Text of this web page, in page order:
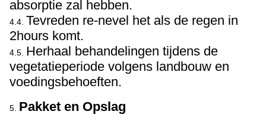
absorptie zal hebben.
4.4. Tevreden re-nevel het als de regen in
2hours komt.
4.5. Herhaal behandelingen tijdens de
vegetatieperiode volgens landbouw en
voedingsbehoeften.
5. Pakket en Opslag